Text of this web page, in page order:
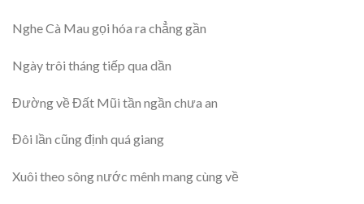
Nghe Cà Mau gọi hóa ra chẳng gần
Ngày trôi tháng tiếp qua dần
Đường về Đất Mũi tần ngần chưa an
Đôi lần cũng định quá giang
Xuôi theo sông nước mênh mang cùng về